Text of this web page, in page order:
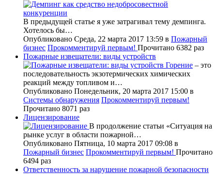
В предыдущей статье я уже затрагивал тему демпинга.
Хотелось бы…
Опубликовано Среда, 22 марта 2017 13:59 в Пожарный
бизнес Прокомментируй первым! Прочитано 6382 раз
Пожарные извещатели: виды устройств
Горение – это
последовательность экзотермических химических
реакций между топливом и…
Опубликовано Понедельник, 20 марта 2017 15:00 в
Системы обнаружения Прокомментируй первым!
Прочитано 8071 раз
Лицензирование
В продолжение статьи «Ситуация на
рынке услуг в области пожарной…
Опубликовано Пятница, 10 марта 2017 09:08 в
Пожарный бизнес Прокомментируй первым! Прочитано
6494 раз
Ответственность за нарушение пожарной безопасности